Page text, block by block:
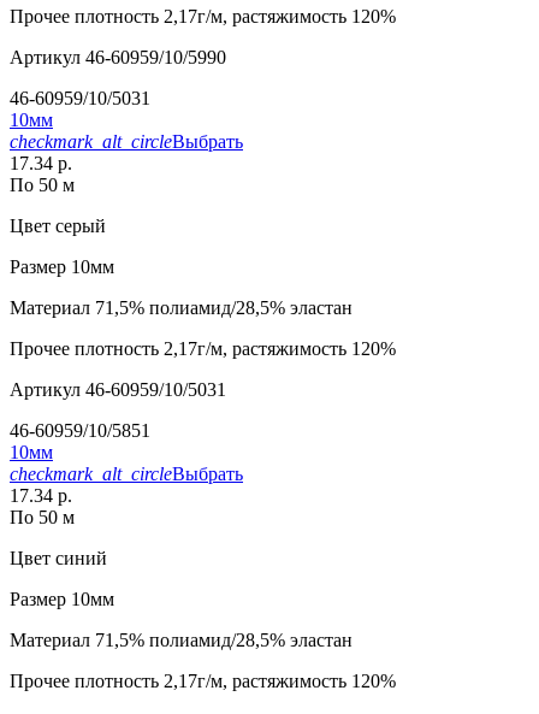
Прочее плотность 2,17г/м, растяжимость 120%
Артикул 46-60959/10/5990
46-60959/10/5031
10мм
checkmark_alt_circleВыбрать
17.34 р.
По 50 м
Цвет серый
Размер 10мм
Материал 71,5% полиамид/28,5% эластан
Прочее плотность 2,17г/м, растяжимость 120%
Артикул 46-60959/10/5031
46-60959/10/5851
10мм
checkmark_alt_circleВыбрать
17.34 р.
По 50 м
Цвет синий
Размер 10мм
Материал 71,5% полиамид/28,5% эластан
Прочее плотность 2,17г/м, растяжимость 120%